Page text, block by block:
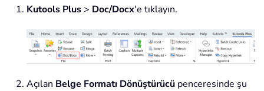
Kutools Plus > Doc/Docx'e tıklayın.
Açılan Belge Formatı Dönüştürücü penceresinde şu